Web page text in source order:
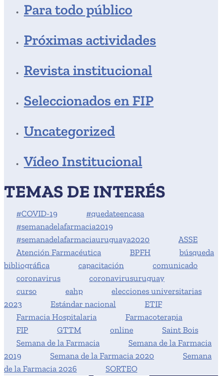
Para todo público
Próximas actividades
Revista institucional
Seleccionados en FIP
Uncategorized
Vídeo Institucional
TEMAS DE INTERÉS
#COVID-19
#quedateencasa
#semanadelafarmacia2019
#semanadelafarmaciauruguaya2020
ASSE
Atención Farmacéutica
BPFH
búsqueda
bibliográfica
capacitación
comunicado
coronavirus
coronavirusuruguay
curso
eahp
elecciones universitarias
2023
Estándar nacional
ETIF
Farmacia Hospitalaria
Farmacoterapia
FIP
GTTM online
Saint Bois
Semana de la Farmacia
Semana de la Farmacia
2019
Semana de la Farmacia 2020
Semana
de la Farmacia 2026
SORTEO